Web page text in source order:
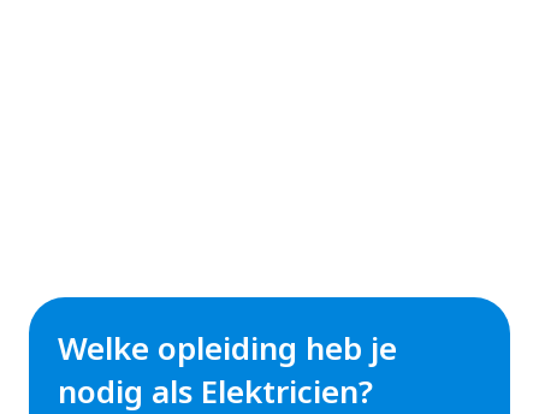
Welke opleiding heb je
nodig als Elektricien?